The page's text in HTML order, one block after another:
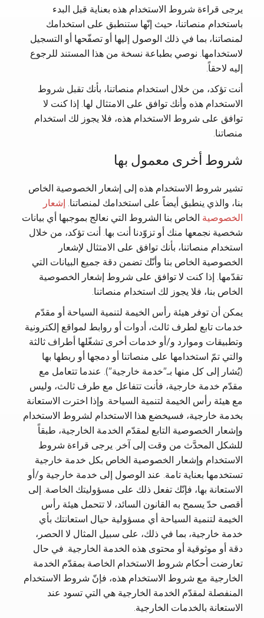
يرجى قراءة شروط الاستخدام هذه بعناية قبل البدء
باستخدام منصاتنا، حيث إنّها ستنطبق على استخدامك
لمنصاتنا، بما في ذلك الوصول إليها أو تصفّحها أو التسجيل
لاستخدامها. نوصي بطباعة نسخة من هذا المستند للرجوع
إليه لاحقاً.
أنت تؤكد، من خلال استخدام منصاتنا، بأنك تقبل شروط
الاستخدام هذه وأنك توافق على الامتثال لها. إذا كنت لا
توافق على شروط الاستخدام هذه، فلا يجوز لك استخدام
منصاتنا.
شروط أخرى معمول بها
تشير شروط الاستخدام هذه إلى إشعار الخصوصية الخاص
بنا، والذي ينطبق أيضاً على استخدامك لمنصاتنا.إشعار
الخصوصيةالخاص بنا الشروط التي نعالج بموجبها أي بيانات
شخصية نجمعها منك أو تزوّدنا أنت بها. أنت تؤكد، من خلال
استخدام منصاتنا، بأنك توافق على الامتثال لإشعار
الخصوصية الخاص بنا وأنّك تضمن دقة جميع البيانات التي
تقدّمها. إذا كنت لا توافق على شروط إشعار الخصوصية
الخاص بنا، فلا يجوز لك استخدام منصاتنا.
يمكن أن توفر هيئة رأس الخيمة لتنمية السياحة أو مقدّم
خدمات تابع لطرف ثالث، أدوات أو روابط لمواقع إلكترونية
وتطبيقات وموارد و/أو خدمات أخرى تشغّلها أطراف ثالثة
والتي تمّ استخدامها على منصاتنا أو دمجها أو ربطها بها
(يُشار إلى كل منها بـ”خدمة خارجية”). عندما تتعامل مع
مقدّم خدمة خارجية، فأنت تتفاعل مع طرف ثالث، وليس
مع هيئة رأس الخيمة لتنمية السياحة. وإذا اخترت الاستعانة
بخدمة خارجية، فسيخضع هذا الاستخدام لشروط الاستخدام
وإشعار الخصوصية التابع لمقدّم الخدمة الخارجية، طبقاً
للشكل المحدَّث من وقت إلى آخر. يرجى قراءة شروط
الاستخدام وإشعار الخصوصية الخاص بكل خدمة خارجية
تستخدمها بعناية تامة. عند الوصول إلى خدمة خارجية و/أو
الاستعانة بها، فإنّك تفعل ذلك على مسؤوليتك الخاصة. إلى
أقصى حدّ يسمح به القانون السائد، لا تتحمل هيئة رأس
الخيمة لتنمية السياحة أي مسؤولية حيال استعانتك بأي
خدمة خارجية، بما في ذلك، على سبيل المثال لا الحصر،
دقة أو موثوقية أو محتوى هذه الخدمة الخارجية. في حال
تعارضت أحكام شروط الاستخدام الخاصة بمقدّم الخدمة
الخارجية مع شروط الاستخدام هذه، فإنّ شروط الاستخدام
المنفصلة لمقدّم الخدمة الخارجية هي التي تسود عند
الاستعانة بالخدمات الخارجية.